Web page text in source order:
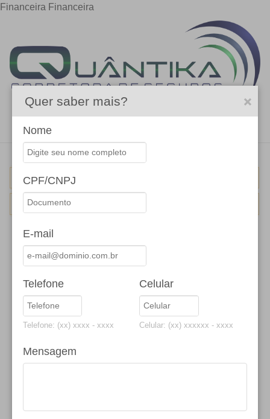
Financeira Financeira
Quer saber mais?
Nome
CPF/CNPJ
E-mail
Telefone
Telefone: (xx) xxxx - xxxx
Celular
Celular: (xx) xxxxxx - xxxx
Mensagem